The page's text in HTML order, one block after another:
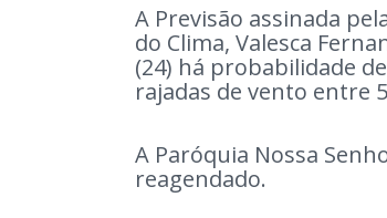
A Previsão assinada
do Clima, Valesca
(24) há probabilidade
rajadas de vento entre
A Paróquia Nossa
reagendado.